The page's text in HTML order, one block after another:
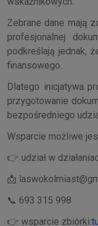
Zebrane dane mają
profesjonalnej
podkreślają jednak,
finansowego.
Dlatego inicjatywa
przygotowanie
bezpośredniego
Wsparcie możliwe
👉 udział w
📩
📞 693 315 998
👉 wsparcie zbiórki: